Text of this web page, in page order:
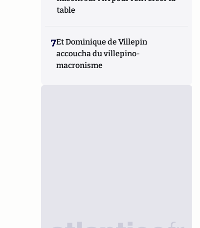
table
7Et Dominique de Villepin
accoucha du villepino-
macronisme